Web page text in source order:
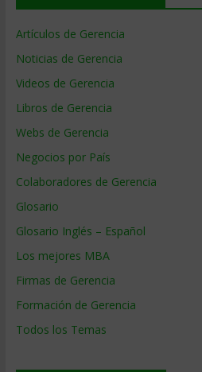
Artículos de Gerencia
Noticias de Gerencia
Videos de Gerencia
Libros de Gerencia
Webs de Gerencia
Negocios por País
Colaboradores de Gerencia
Glosario
Glosario Inglés – Español
Los mejores MBA
Firmas de Gerencia
Formación de Gerencia
Todos los Temas